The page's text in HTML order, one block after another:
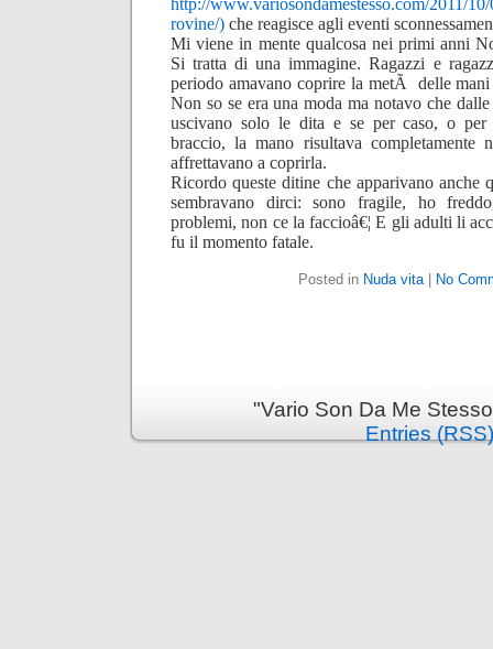
http://www.variosondamestesso.com/2011/
rovine/) che reagisce agli eventi
Mi viene in mente qualcosa nei primi anni
Si tratta di una immagine. Ragazzi e
periodo amavano coprire la metÃ delle
Non so se era una moda ma notavo che
uscivano solo le dita e se per caso, o per
braccio, la mano risultava completamente
affrettavano a coprirla.
Ricordo queste ditine che apparivano anche
sembravano dirci: sono fragile, ho
problemi, non ce la faccioâ€¦ E gli adulti li
fu il momento fatale.
Posted in Nuda vita| No
"Vario Son Da Me
Entries (RSS)